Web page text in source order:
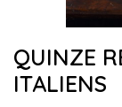
QUINZE
ITALIENS